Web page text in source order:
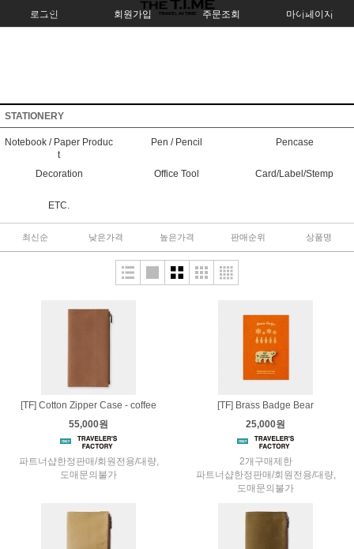
로그인 회원가입 주문조회 마이페이지
STATIONERY
Notebook / Paper Produc
t
Pen / Pencil Pencase
Decoration Office Tool Card/Label/Stemp
ETC.
최신순 낮은가격 높은가격 판매순위 상품명
[TF] Cotton Zipper Case - coffee
55,000원
파트너샵한정판매/회원전용/대량,
도매문의불가
[TF] Brass Badge Bear
25,000원
2개구매제한
파트너샵한정판매/회원전용/대량,
도매문의불가